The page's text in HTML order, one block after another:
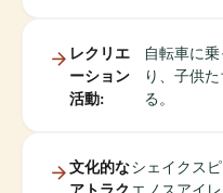
レクリエ
ーション
活動:
自転車に
り、子供
る。
文化的な
アトラク
シェイクス
エノスアイ